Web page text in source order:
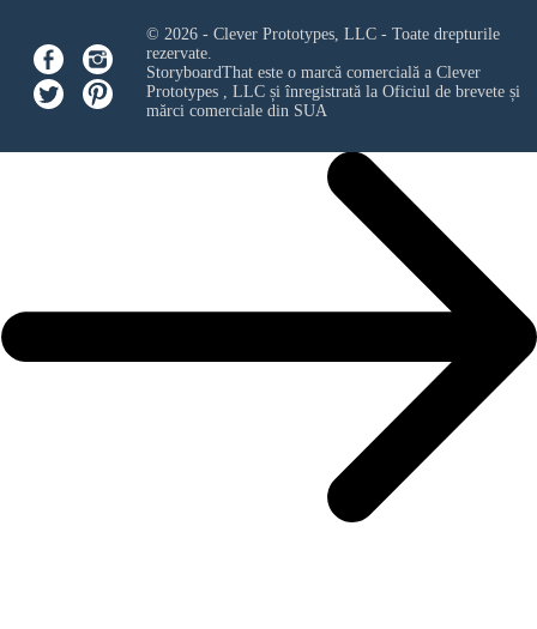
© 2026 - Clever Prototypes, LLC - Toate drepturile
rezervate.
StoryboardThat este o marcă comercială a Clever
Prototypes , LLCși înregistrată la Oficiul de brevete și
mărci comerciale din SUA